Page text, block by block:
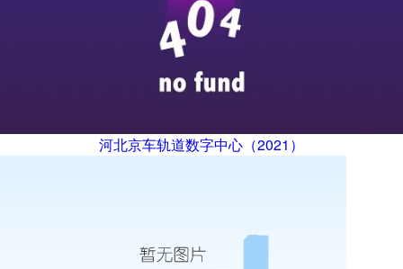
河北京车轨道数字中心（2021）